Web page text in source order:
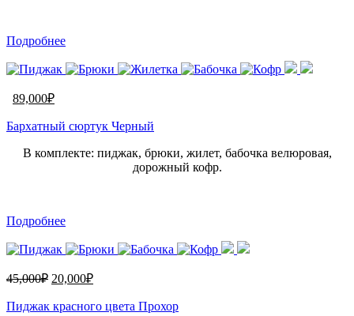
Подробнее
89,000₽
Бархатный сюртук Черный
В комплекте: пиджак, брюки, жилет, бабочка велюровая,
дорожный кофр.
Подробнее
45,000₽ 20,000₽
Пиджак красного цвета Прохор